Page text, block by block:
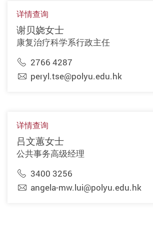
详情查询
谢贝娆女士
康复治疗科学系行政主任
2766 4287
peryl.tse@polyu.edu.hk
详情查询
吕文蕙女士
公共事务高级经理
3400 3256
angela-mw.lui@polyu.edu.hk